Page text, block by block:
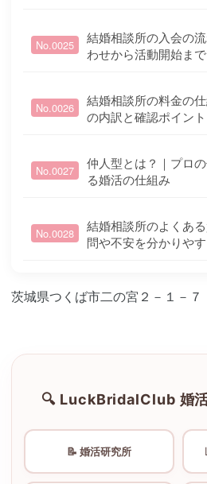
No.0025
結婚相談所の入会の
わせから活動開始まで
No.0026
結婚相談所の料金の
の内訳と確認ポイント
No.0027
仲人型とは？｜プロ
る婚活の仕組み
No.0028
結婚相談所のよくあ
問や不安を分かりや
茨城県つくば市二の宮２－１－
🔍 LuckBridalClub 婚
📝 婚活研究所